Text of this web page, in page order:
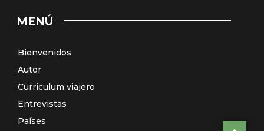
MENÚ
Bienvenidos
Autor
Curriculum viajero
Entrevistas
Países